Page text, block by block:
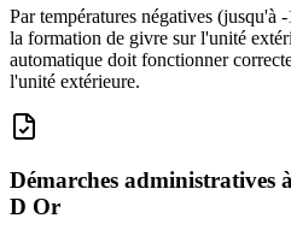
Par températures négatives (jusqu'à
la formation de givre sur l'unité
automatique doit fonctionner
l'unité extérieure.
Démarches administratives
D Or